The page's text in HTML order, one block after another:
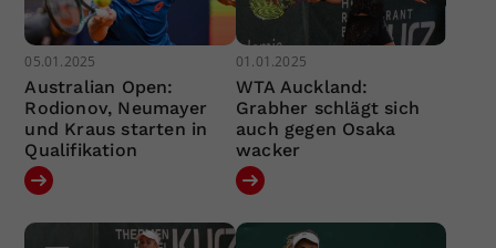
05.01.2025
Australian Open:
Rodionov, Neumayer
und Kraus starten in
Qualifikation
01.01.2025
WTA Auckland:
Grabher schlägt sich
auch gegen Osaka
wacker